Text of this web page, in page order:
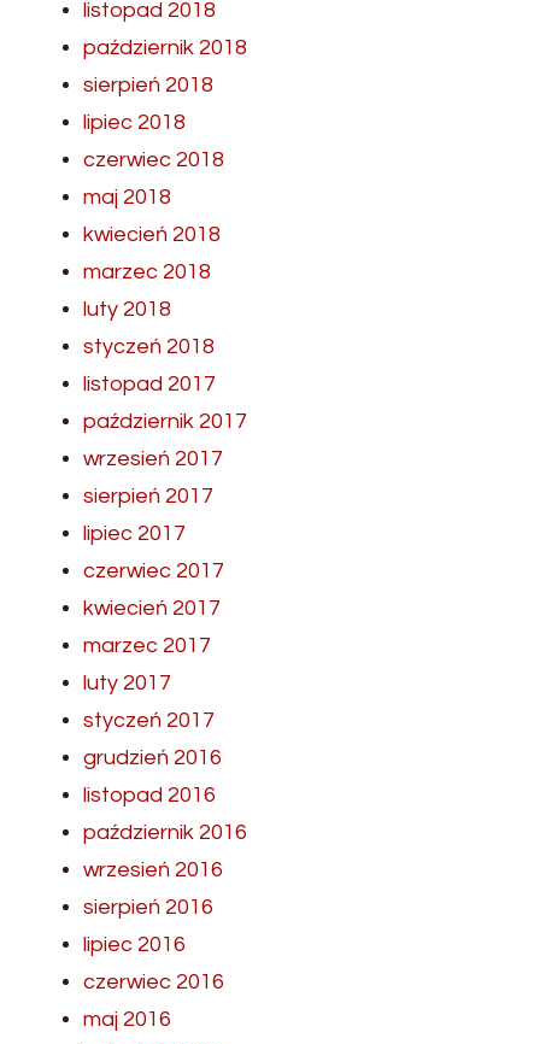
listopad 2018
październik 2018
sierpień 2018
lipiec 2018
czerwiec 2018
maj 2018
kwiecień 2018
marzec 2018
luty 2018
styczeń 2018
listopad 2017
październik 2017
wrzesień 2017
sierpień 2017
lipiec 2017
czerwiec 2017
kwiecień 2017
marzec 2017
luty 2017
styczeń 2017
grudzień 2016
listopad 2016
październik 2016
wrzesień 2016
sierpień 2016
lipiec 2016
czerwiec 2016
maj 2016